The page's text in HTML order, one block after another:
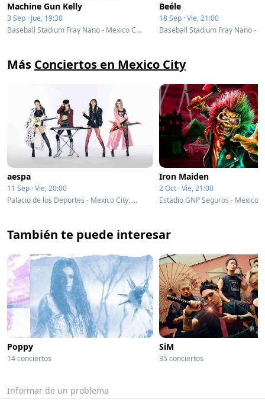
Machine Gun Kelly
3 Sep · Jue, 19:30
Baseball Stadium Fray Nano - Mexico City, Mexico
Beéle
18 Sep · Vie, 21:00
Más Conciertos en Mexico City
aespa
11 Sep · Vie, 20:00
Palacio de los Deportes - Mexico City, Mexico
Iron Maiden
2 Oct · Vie, 21:00
También te puede interesar
Poppy
14 conciertos
SiM
35 conciertos
Informar de un problema